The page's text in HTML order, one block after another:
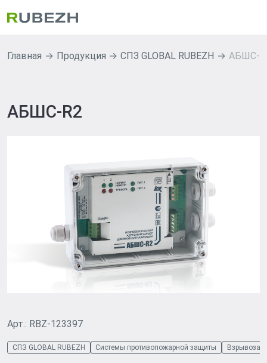
Главная Продукция СПЗ GLOBAL RUBEZH АБШС-
АБШС-R2
Арт.: RBZ-123397
СПЗ GLOBAL RUBEZH Системы противопожарной защиты